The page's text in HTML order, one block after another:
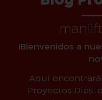
¡Bienvenidos a
Aquí
Proyectos Dies: